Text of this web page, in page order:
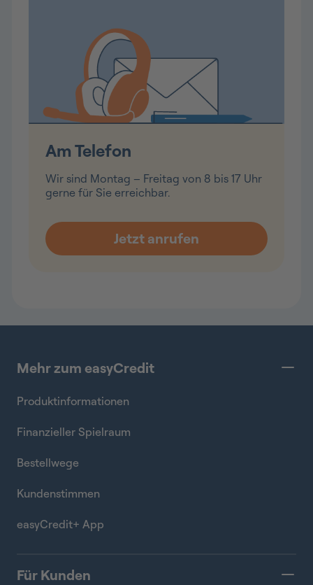
Am Telefon
Wir sind Montag – Freitag von 8 bis 17 Uhr
gerne für Sie erreichbar.
Mehr zum easyCredit
Produktinformationen
Finanzieller Spielraum
Bestellwege
Kundenstimmen
easyCredit+ App
Für Kunden